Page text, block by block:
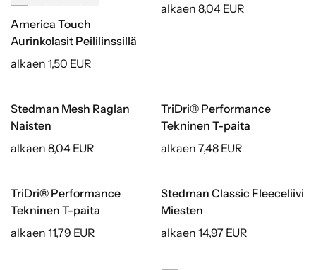
America Touch
Aurinkolasit Peililinssillä
alkaen 1,50 EUR
alkaen 8,04 EUR
Stedman Mesh Raglan
Naisten
alkaen 8,04 EUR
TriDri® Performance
Tekninen T-paita
alkaen 7,48 EUR
TriDri® Performance
Tekninen T-paita
alkaen 11,79 EUR
Stedman Classic Fleeceliivi
Miesten
alkaen 14,97 EUR